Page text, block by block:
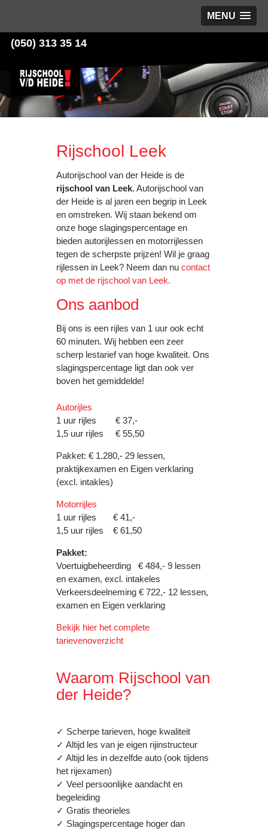
MENU
(050) 313 35 14
Rijschool Leek
Autorijschool van der Heide is de
rijschool van Leek. Autorijschool van
der Heide is al jaren een begrip in Leek
en omstreken. Wij staan bekend om
onze hoge slagingspercentage en
bieden autorijlessen en motorrijlessen
tegen de scherpste prijzen! Wil je graag
rijlessen in Leek? Neem dan nu contact
op met de rijschool van Leek.
Ons aanbod
Bij ons is een rijles van 1 uur ook echt
60 minuten. Wij hebben een zeer
scherp lestarief van hoge kwaliteit. Ons
slagingspercentage ligt dan ook ver
boven het gemiddelde!
Autorijles
1 uur rijles € 37,-
1,5 uur rijles € 55,50
Pakket: € 1.280,- 29 lessen,
praktijkexamen en Eigen verklaring
(excl. intakles)
Motorrijles
1 uur rijles € 41,-
1,5 uur rijles € 61,50
Pakket:
Voertuigbeheerding € 484,- 9 lessen
en examen, excl. intakeles
Verkeersdeelneming € 722,- 12 lessen,
examen en Eigen verklaring
Bekijk hier het complete
tarievenoverzicht
Waarom Rijschool van
der Heide?
✓ Scherpe tarieven, hoge kwaliteit
✓ Altijd les van je eigen rijinstructeur
✓ Altijd les in dezelfde auto (ook tijdens
het rijexamen)
✓ Veel persoonlijke aandacht en
begeleiding
✓ Gratis theorieles
✓ Slagingspercentage hoger dan